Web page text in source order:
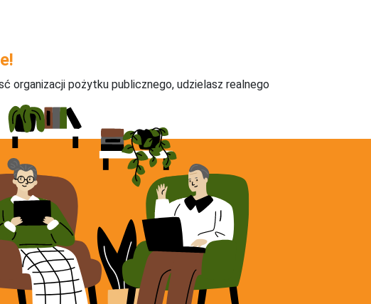
organizacji pożytku publicznego, udzielasz realnego